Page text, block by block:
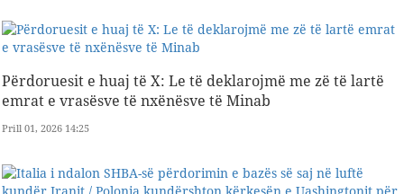
Përdoruesit e huaj të X: Le të deklarojmë me zë të lartë
emrat e vrasësve të nxënësve të Minab
Prill 01, 2026 14:25